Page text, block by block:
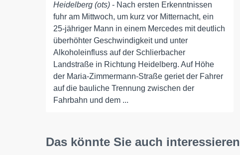
Heidelberg (ots) - Nach ersten Erkenntnissen
fuhr am Mittwoch, um kurz vor Mitternacht, ein
25-jähriger Mann in einem Mercedes mit deutlich
überhöhter Geschwindigkeit und unter
Alkoholeinfluss auf der Schlierbacher
Landstraße in Richtung Heidelberg. Auf Höhe
der Maria-Zimmermann-Straße geriet der Fahrer
auf die bauliche Trennung zwischen der
Fahrbahn und dem ...
Das könnte Sie auch interessieren